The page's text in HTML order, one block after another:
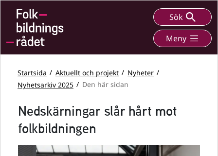
Sök
Meny
Startsida Aktuellt och projekt
Nyheter
Nyhetsarkiv 2025
Den här sidan
Nedskärningar slår hårt mot
folkbildningen